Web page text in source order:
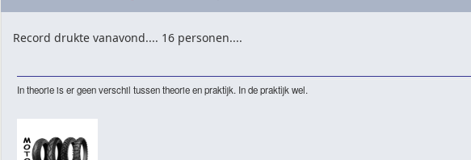
Record drukte vanavond.... 16 personen....
In theorie is er geen verschil tussen theorie en praktijk. In de praktijk wel.